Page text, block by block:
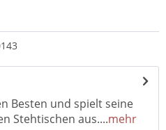
Besten und spielt seine
Stehtischen aus....mehr